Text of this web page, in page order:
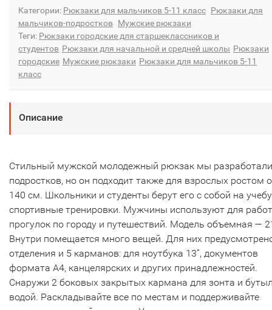
Категории: Рюкзаки для мальчиков 5-11 класс Рюкзаки для
мальчиков-подростков
Мужские рюкзаки
Теги: Рюкзаки городские для старшеклассников и
студентов Рюкзаки для начальной и средней школы Рюкзаки
городские Мужские рюкзаки Рюкзаки для мальчиков 5-11
класс
Описание
Стильный мужской молодежный рюкзак мы
подростков, но он подходит также для взрослых ростом
140 см. Школьники и студенты берут его с собой на
спортивные тренировки. Мужчины используют для
прогулок по городу и путешествий. Модель объемная —
Внутри помещается много вещей. Для них
отделения и 5 карманов: для ноутбука 13”, документов
формата А4, канцелярских и других принадлежностей.
Снаружи 2 боковых закрытых кармана для зонта и
водой. Раскладывайте все по местам и поддерживайте